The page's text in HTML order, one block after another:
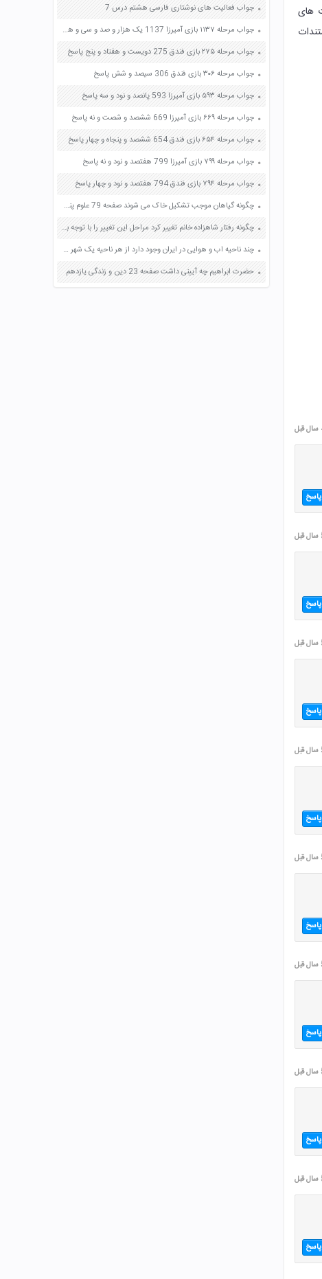
های
پاسخ
پاسخ
پاسخ
پاسخ
پاسخ
پاسخ
پاسخ
پاسخ
جواب فعالیت های نوشتاری فارسی هشتم درس 7
جواب مرحله ۱۱۳۷ بازی آمیرزا 1137 یک هزار و صد و سی و هفت پاسخ
جواب مرحله ۲۷۵ بازی فندق 275 دویست و هفتاد و پنج پاسخ
جواب مرحله ۳۰۶ بازی فندق 306 سیصد و شش پاسخ
جواب مرحله ۵۹۳ بازی آمیرزا 593 پانصد و نود و سه پاسخ
جواب مرحله ۶۶۹ بازی آمیرزا 669 ششصد و شصت و نه پاسخ
جواب مرحله ۶۵۴ بازی فندق 654 ششصد و پنجاه و چهار پاسخ
جواب مرحله ۷۹۹ بازی آمیرزا 799 هفتصد و نود و نه پاسخ
جواب مرحله ۷۹۴ بازی فندق 794 هفتصد و نود و چهار پاسخ
چگونه گیاهان موجب تشکیل خاک می شوند صفحه 79 علوم پنجم
چگونه رفتار شاهزاده خانم تغییر کرد مراحل این تغییر را با توجه به فیلم توضیح دهید این تغییر تحت تاثیر چه عواملی بود صفحه 14 تفکر و سبک زندگی هشتم
چند ناحیه اب و هوایی در ایران وجود دارد از هر ناحیه یک شهر را نام ببرید صفحه 75 مطالعات اجتماعی چهارم
حضرت ابراهیم چه آیینی داشت صفحه 23 دین و زندگی یازدهم